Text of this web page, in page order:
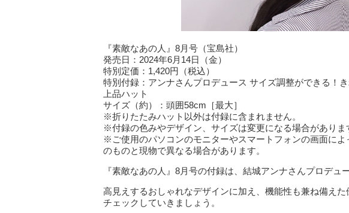
『素敵なあの人』8月号（宝島社）
発売日：2024年6月14日（金）
特別定価：1,420円（税込）
特別付録：アンナさんプロデュース サイズ調整ができる！
上品ハット
サイズ（約）：頭囲58cm［最大］
※折りたたみハット以外は付録に含まれません。
※付録の色みやデザイン、サイズは変更になる場合がありま
※ご使用のパソコンのモニターやスマートフォンの画面に
のものと現物で異なる場合があります。
『素敵なあの人』8月号の付録は、結城アンナさんプロデュ
高見えするおしゃれなデザインに加え、機能性も兼ね備え
チェックしていきましょう。